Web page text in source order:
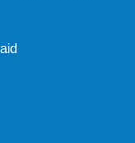
© 2020
Tallinn